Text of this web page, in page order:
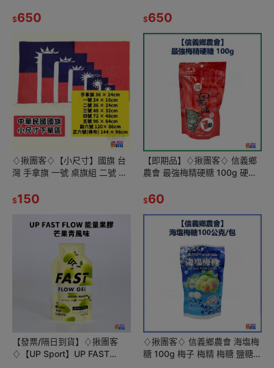
$650
置 球場加油 大樓升旗
$650
♢揪團客♢【小尺寸】國旗 台
灣 手拿旗 一號 桌旗組 二號 三
1.2m 1.6m 2m
$150
【即期品】♢揪團客♢ 信義鄉
農會 最強梅精硬糖 100g 硬糖
$60
【發票/隔日到貨】♢揪團客
♢【UP Sport】UP FAST
♢揪團客♢ 信義鄉農會 海塩梅
糖 100g 梅子 梅精 梅糖 鹽糖